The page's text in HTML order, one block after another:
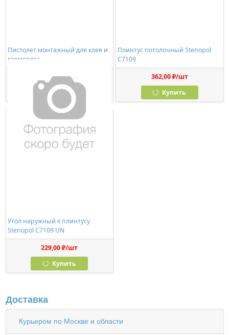
Пистолет монтажный для клея и
герметика
278,00 ₽/шт
Купить
Плинтус потолочный Stenopol
C7109
362,00 ₽/шт
Купить
Угол наружный к плинтусу
Stenopol C7109 UN
229,00 ₽/шт
Купить
Доставка
Курьером по Москве и области